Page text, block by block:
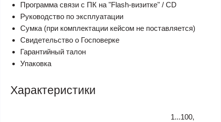
Программа связи с ПК на "Flash-визитке" / CD
Руководство по эксплуатации
Сумка (при комплектации кейсом не поставляется)
Свидетельство о Госповерке
Гарантийный талон
Упаковка
Характеристики
1...100,